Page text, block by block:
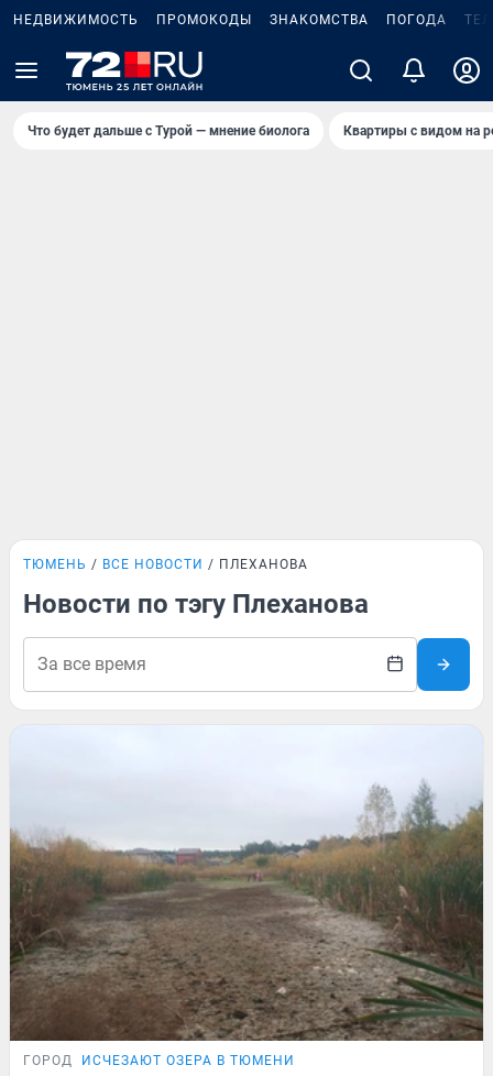
НЕДВИЖИМОСТЬ ПРОМОКОДЫ ЗНАКОМСТВА ПОГОДА
Что будет дальше с Турой — мнение биолога Квартиры с видом на
ТЮМЕНЬ ВСЕ НОВОСТИ ПЛЕХАНОВА
Новости по тэгу Плеханова
ГОРОД ИСЧЕЗАЮТ ОЗЕРА В ТЮМЕНИ